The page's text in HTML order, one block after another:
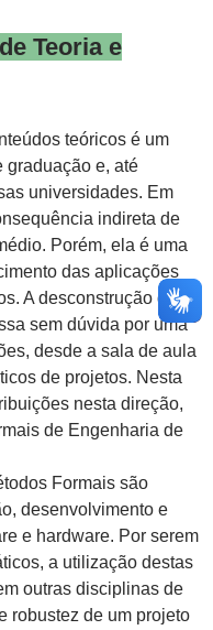
Teoria e
teóricos é um
graduação e, até
universidades. Em
indireta de
Porém, ela é uma
das aplicações
A desconstrução da
sem dúvida por uma
desde a sala de aula
de projetos. Nesta
nesta direção,
de Engenharia de
Formais são
desenvolvimento e
e hardware. Por serem
a utilização destas
outras disciplinas de
robustez de um projeto